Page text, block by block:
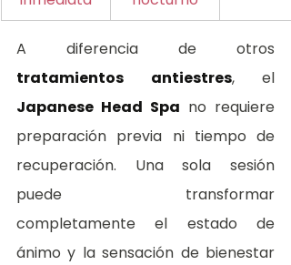
tratamientos antiestres
Japanese Head Spa no requiere
preparación previa ni tiempo de
recuperación. Una sola sesión
puede transformar
completamente el estado de
ánimo y la sensación de bienestar